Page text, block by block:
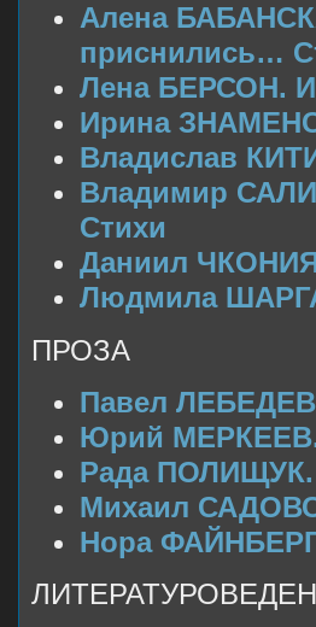
Алена
приснились…
Лена БЕРСОН.
Ирина
Владислав
Владимир
Стихи
Даниил
Людмила
ПРОЗА
Павел
Юрий МЕРКЕЕВ.
Рада ПОЛИЩУК.
Михаил
Нора